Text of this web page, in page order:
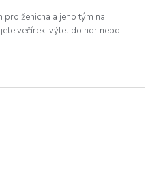
ženicha a jeho tým na
večírek, výlet do hor nebo